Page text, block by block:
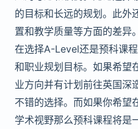
的目标和长远的规划。此外
置和教学质量等方面的差异
在选择A-Level还是预科课
和职业规划目标。如果希望
业方向并有计划前往英国
不错的选择。而如果你希望
学术视野那么预科课程将是